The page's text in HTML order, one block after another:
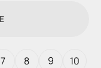
7 8 9 10